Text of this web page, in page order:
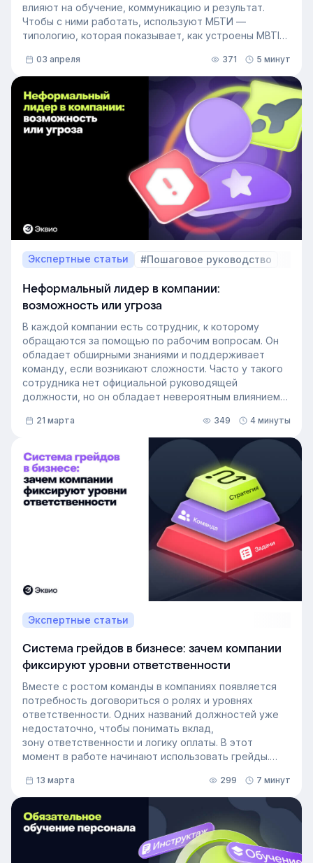
влияют на обучение, коммуникацию и результат.
Чтобы с ними работать, используют МБТИ —
типологию, которая показывает, как устроены MBTI
как это тестирование применяют в бизнесе и какую
пользу он даёт в управлении персоналом.
03 апреля 371 5 минут
Экспертные статьи #Пошаговое руководство
Неформальный лидер в компании:
возможность или угроза
В каждой компании есть сотрудник, к которому
обращаются за помощью по рабочим вопросам. Он
обладает обширными знаниями и поддерживает
команду, если возникают сложности. Часто у такого
сотрудника нет официальной руководящей
должности, но он обладает невероятным влиянием
неформальный лидер группы. У него есть авторитет
и безупречная репутация, он хорошо понимает
процессы в компании и умеет выстраивать
искренние отношения с людьми. Выявление
неформальных лидеров и применение их навыков
может стать стратегией управления персоналом,
которая повысит производительность и создаст
более позитивную корпоративную культуру. Как это
сделать — рассказали в статье.
21 марта 349 4 минуты
Экспертные статьи
Система грейдов в бизнесе: зачем компании
фиксируют уровни ответственности
Вместе с ростом команды в компаниях появляется
потребность договориться о ролях и уровнях
ответственности. Одних названий должностей уже
недостаточно, чтобы понимать вклад,
зону ответственности и логику оплаты. В этот
момент в работе начинают использовать грейды.
на практике, какие подходы используют и что важно
учитывать при внедрении.
13 марта 299 7 минут